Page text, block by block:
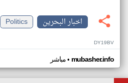
اخبار البحرين
Politics
DY19BV
مباشر• mubasher.info